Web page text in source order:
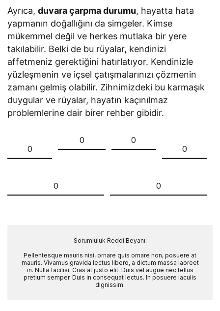
Ayrıca,duvara çarpma durumu, hayatta hata
yapmanın doğallığını da simgeler. Kimse
mükemmel değil ve herkes mutlaka bir yere
takılabilir. Belki de bu rüyalar, kendinizi
affetmeniz gerektiğini hatırlatıyor. Kendinizle
yüzleşmenin ve içsel çatışmalarınızı çözmenin
zamanı gelmiş olabilir. Zihnimizdeki bu karmaşık
duygular ve rüyalar, hayatın kaçınılmaz
problemlerine dair birer rehber gibidir.
0
0
0
0
0 0
Sorumluluk Reddi Beyanı:
Pellentesque mauris nisi, ornare quis ornare non, posuere at
mauris. Vivamus gravida lectus libero, a dictum massa laoreet
in. Nulla facilisi. Cras at justo elit. Duis vel augue nec tellus
pretium semper. Duis in consequat lectus. In posuere iaculis
dignissim.